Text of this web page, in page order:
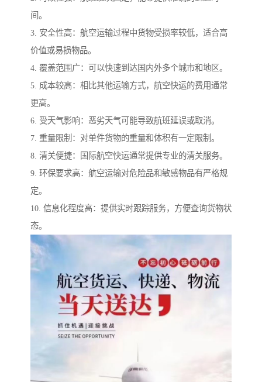
间。
3. 安全性高：航空运输过程中货物受损率较低，适合高
价值或易损物品。
4. 覆盖范围广：可以快速到达国内外多个城市和地区。
5. 成本较高：相比其他运输方式，航空快运的费用通常
更高。
6. 受天气影响：恶劣天气可能导致航班延误或取消。
7. 重量限制：对单件货物的重量和体积有一定限制。
8. 清关便捷：国际航空快运通常提供专业的清关服务。
9. 环保要求高：航空运输对危险品和敏感物品有严格规
定。
10. 信息化程度高：提供实时跟踪服务，方便查询货物状
态。